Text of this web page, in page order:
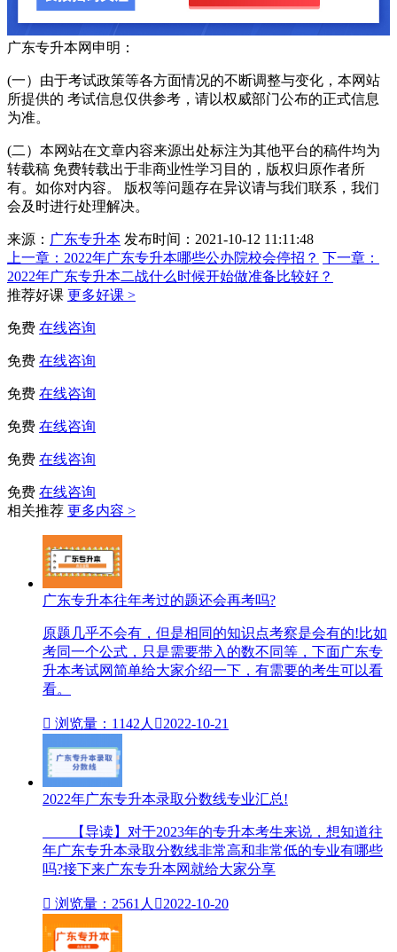
广东专升本网申明：
(一）由于考试政策等各方面情况的不断调整与变化，本网站
所提供的 考试信息仅供参考，请以权威部门公布的正式信息
为准。
(二）本网站在文章内容来源出处标注为其他平台的稿件均为
转载稿 免费转载出于非商业性学习目的，版权归原作者所
有。如你对内容。 版权等问题存在异议请与我们联系，我们
会及时进行处理解决。
来源： 广东专升本 发布时间：2021-10-12 11:11:48
上一章： 2022年广东专升本哪些公办院校会停招？ 下一章：
2022年广东专升本二战什么时候开始做准备比较好？
推荐好课 更多好课 >
免费 在线咨询
免费 在线咨询
免费 在线咨询
免费 在线咨询
免费 在线咨询
免费 在线咨询
相关推荐 更多内容 >
广东专升本往年考过的题还会再考吗?
原题几乎不会有，但是相同的知识点考察是会有的!比如
考同一个公式，只是需要带入的数不同等，下面广东专
升本考试网简单给大家介绍一下，有需要的考生可以看
看。
 浏览量：1142人 2022-10-21
2022年广东专升本录取分数线专业汇总!
【导读】对于2023年的专升本考生来说，想知道往
年广东专升本录取分数线非常高和非常低的专业有哪些
吗?接下来广东专升本网就给大家分享
 浏览量：2561人 2022-10-20